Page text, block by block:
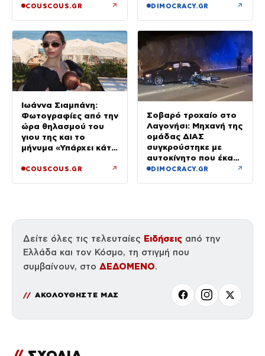
COUSCOUS.GR ↗ DIMOCRACY.GR ↗
Ιωάννα Σιαμπάνη:
Φωτογραφίες από την
ώρα θηλασμού του
γιου της και το
μήνυμα «Υπάρχει κάτι
αργές μέρες»
COUSCOUS.GR ↗
Σοβαρό τροχαίο στο
Λαγονήσι: Μηχανή της
ομάδας ΔΙΑΣ
συγκρούστηκε με
αυτοκίνητο που έκανε
αναστροφή – Δύο
DIMOCRACY.GR ↗
Δείτε όλες τις τελευταίες Ειδήσεις από την
Ελλάδα και τον Κόσμο, τη στιγμή που
συμβαίνουν, στο ΔΕΔΟΜΕΝΟ.
ΑΚΟΛΟΥΘΗΣΤΕ ΜΑΣ